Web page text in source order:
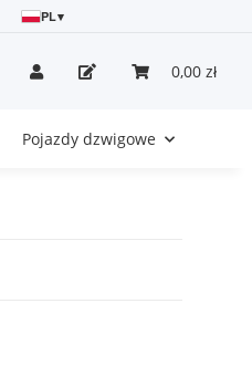
PL▾
0,00 zł
Pojazdy dzwigowe